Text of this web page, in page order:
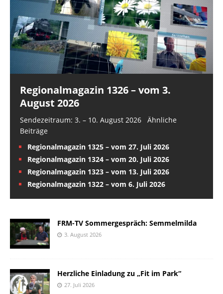
Regionalmagazin 1326 – vom 3.
August 2026
Sendezeitraum: 3. – 10. August 2026 Ähnliche
Beiträge
Regionalmagazin 1325 – vom 27. Juli 2026
Regionalmagazin 1324 – vom 20. Juli 2026
Regionalmagazin 1323 – vom 13. Juli 2026
Regionalmagazin 1322 – vom 6. Juli 2026
FRM-TV Sommergespräch: Semmelmilda
3. August 2026
Herzliche Einladung zu „Fit im Park“
27. Juli 2026